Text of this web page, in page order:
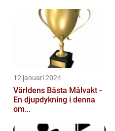
12 januari 2024
Världens Bästa Målvakt -
En djupdykning i denna
om...